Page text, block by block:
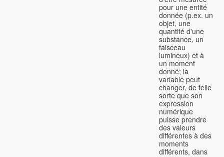
pour une entité
donnée (p.ex. un
objet, une
quantité d'une
substance, un
faisceau
lumineux) et à
un moment
donné; la
variable peut
changer, de telle
sorte que son
expression
numérique
puisse prendre
des valeurs
différentes à des
moments
différents, dans